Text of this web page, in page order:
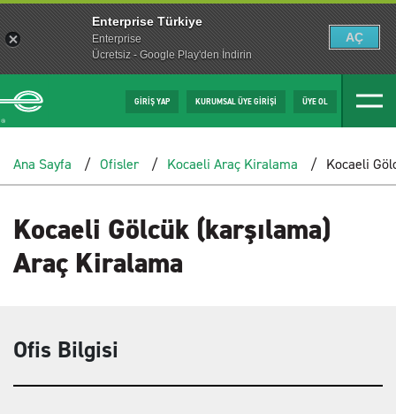
GİRİŞ YAP KURUMSAL ÜYE GİRİŞİ ÜYE OL
Ana Sayfa Ofisler Kocaeli Araç Kiralama Kocaeli
Kocaeli Gölcük (karşılama)
Araç Kiralama
Ofis Bilgisi
Enterprise Türkiye
Enterprise
Ücretsiz - Google Play'den İndirin
AÇ